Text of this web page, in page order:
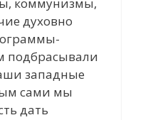
коммунизмы,
духовно
подбрасывали
западные
сами мы
дать